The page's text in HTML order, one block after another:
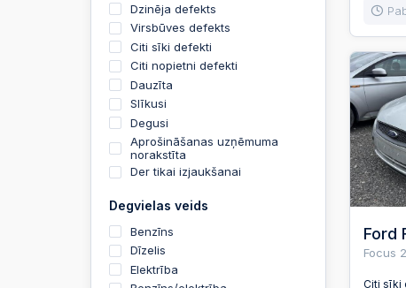
Dzinēja defekts
Virsbūves defekts
Citi sīki defekti
Citi nopietni defekti
Dauzīta
Slīkusi
Degusi
Aprošināšanas uzņēmuma
norakstīta
Der tikai izjaukšanai
Degvielas veids
Benzīns
Dīzelis
Elektrība
Ford
Focus
Citi sīki